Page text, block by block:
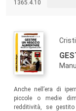
manager o di
1365.4.10
Anche nell’era di
piccole o medie
redditività, se